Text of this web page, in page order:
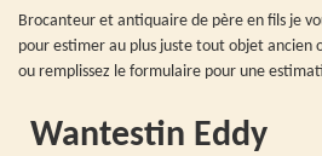
Brocanteur et antiquaire de père en fils je
pour estimer au plus juste tout objet ancien
ou remplissez le formulaire pour une
Wantestin Eddy